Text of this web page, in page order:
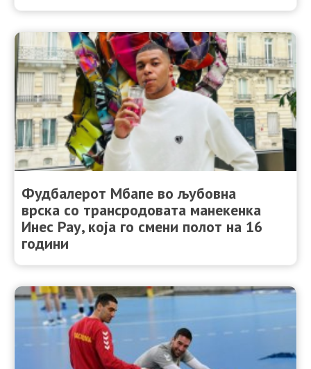
Фудбалерот Мбапе во љубовна
врска со трансродовата манекенка
Инес Рау, која го смени полот на 16
години